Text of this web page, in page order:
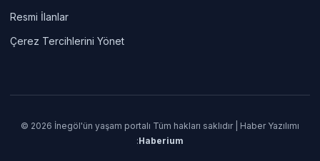
Resmi İlanlar
Çerez Tercihlerini Yönet
© 2026 İnegöl'ün yaşam portalı Tüm hakları saklıdır | Haber Yazılımı
:Haberium